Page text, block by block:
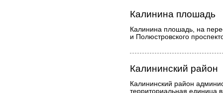
Калинина плошадь
Калинина плошадь, на
и Полюстровского
Калининский район
Калининский район
территориальная единица